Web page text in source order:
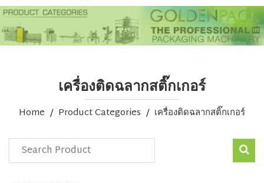
เครื่องติดฉลากสติ๊กเกอร์
Home Product Categories เครื่องติดฉลากสติ๊กเกอร์